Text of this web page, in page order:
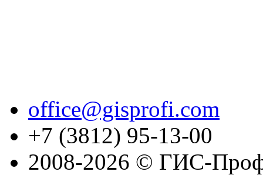
office@gisprofi.com
+7 (3812) 95-13-00
2008-2026 © ГИС-